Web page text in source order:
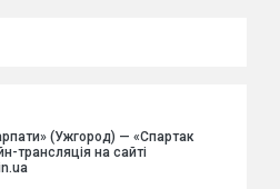
(Ужгород) — «Спартак
трансляція на сайті